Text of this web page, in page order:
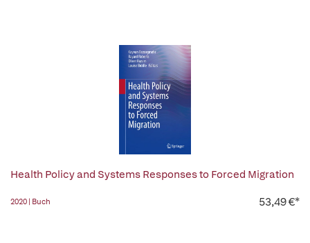
Health Policy and Systems Responses to Forced Migration
2020 | Buch 53,49 €*